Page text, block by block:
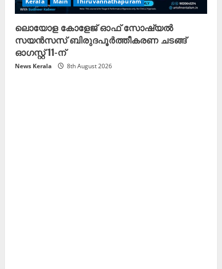
ലൊയോള കോളേജ് ഓഫ് സോഷ്യൽ
സയൻസസ് ബിരുദപൂർത്തീകരണ ചടങ്ങ്
ഓഗസ്റ്റ് 11-ന്
News Kerala 8th August 2026